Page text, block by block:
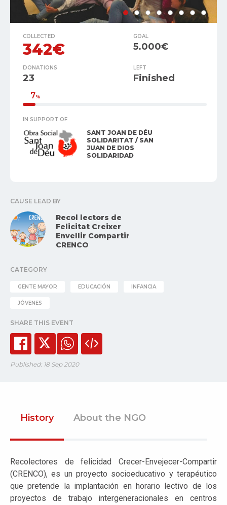
COLLECTED
342€
GOAL
5.000€
DONATIONS
23
LEFT
Finished
7%
IN SUPPORT OF
SANT JOAN DE DÉU
SOLIDARITAT / SAN
JUAN DE DIOS
SOLIDARIDAD
CAUSE LEAD BY
Recol lectors de
Felicitat Creixer
Envellir Compartir
CRENCO
CATEGORY
GENTE MAYOR EDUCACIÓN INFANCIA
JÓVENES
SHARE THIS EVENT
Published: 18 Sep 2020
History About the NGO
Recolectores de felicidad Crecer-Envejecer-Compartir
(CRENCO), es un proyecto socioeducativo y terapéutico
que pretende la implantación en horario lectivo de los
proyectos de trabajo intergeneracionales en centros